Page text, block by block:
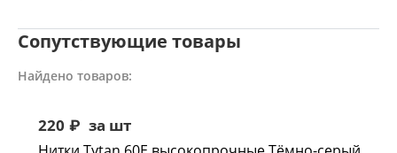
Сопутствующие товары
Найдено товаров:
220 ₽ за шт